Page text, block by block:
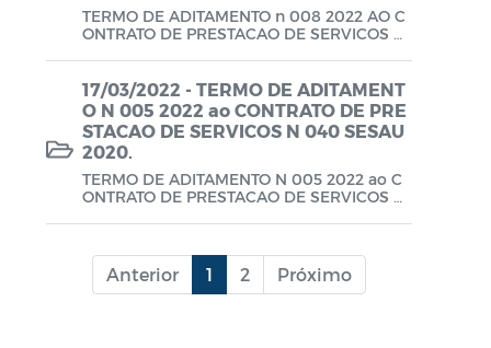
TERMO DE ADITAMENTO n 008 2022 AO C
ONTRATO DE PRESTACAO DE SERVICOS N
17/03/2022 - TERMO DE ADITAMENT
O N 005 2022 ao CONTRATO DE PRE
STACAO DE SERVICOS N 040 SESAU
2020.
TERMO DE ADITAMENTO N 005 2022 ao C
ONTRATO DE PRESTACAO DE SERVICOS N
Anterior 1 2 Próximo